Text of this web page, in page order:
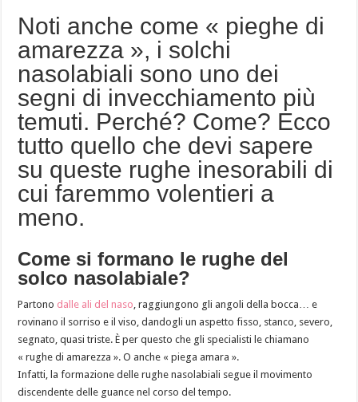
tutto
il
possibile!
Noti anche come « pieghe di
amarezza », i solchi
nasolabiali sono uno dei
segni di invecchiamento più
temuti. Perché? Come? Ecco
tutto quello che devi sapere
su queste rughe inesorabili di
cui faremmo volentieri a
meno.
Come si formano le rughe del
solco nasolabiale?
Partono dalle ali del naso , raggiungono gli angoli della bocca… e
rovinano il sorriso e il viso, dandogli un aspetto fisso, stanco, severo,
segnato, quasi triste. È per questo che gli specialisti le chiamano
« rughe di amarezza ». O anche « piega amara ».
Infatti, la formazione delle rughe nasolabiali segue il movimento
discendente delle guance nel corso del tempo.